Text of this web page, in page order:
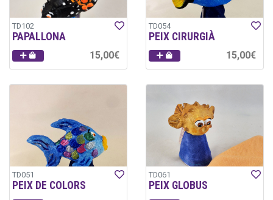
TD102
PAPALLONA
15,00€
TD054
PEIX CIRURGIÀ
15,00€
TD051
PEIX DE COLORS
TD061
PEIX GLOBUS